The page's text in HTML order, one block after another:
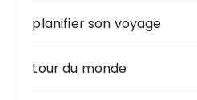
planifier son voyage
tour du monde